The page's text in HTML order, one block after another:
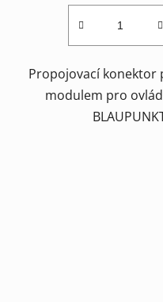
Propojovací konektor
modulem pro